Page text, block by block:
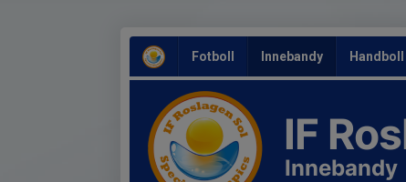
Fotboll Innebandy Handboll
IF
Innebandy